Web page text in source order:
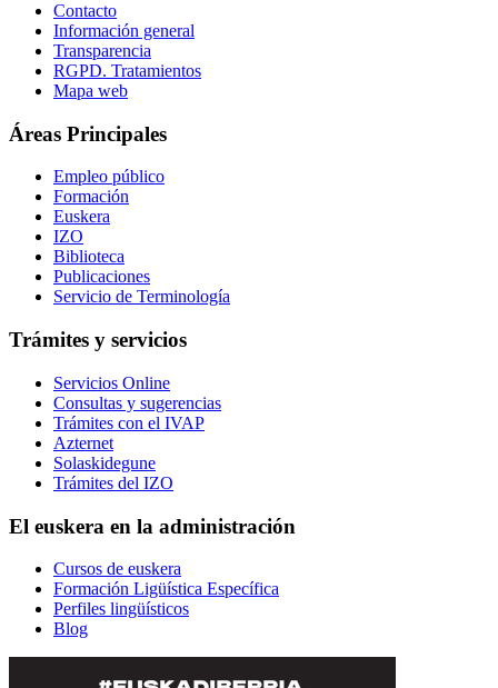
Contacto
Información general
Transparencia
RGPD. Tratamientos
Mapa web
Áreas Principales
Empleo público
Formación
Euskera
IZO
Biblioteca
Publicaciones
Servicio de Terminología
Trámites y servicios
Servicios Online
Consultas y sugerencias
Trámites con el IVAP
Azternet
Solaskidegune
Trámites del IZO
El euskera en la administración
Cursos de euskera
Formación Ligüística Específica
Perfiles lingüísticos
Blog